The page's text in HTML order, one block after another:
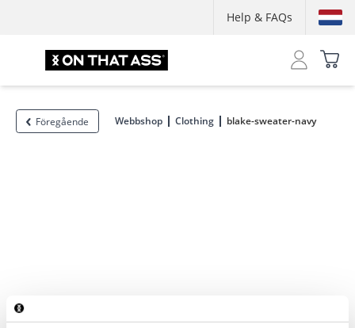
Help & FAQs
Föregående Webbshop Clothing blake-sweater-navy